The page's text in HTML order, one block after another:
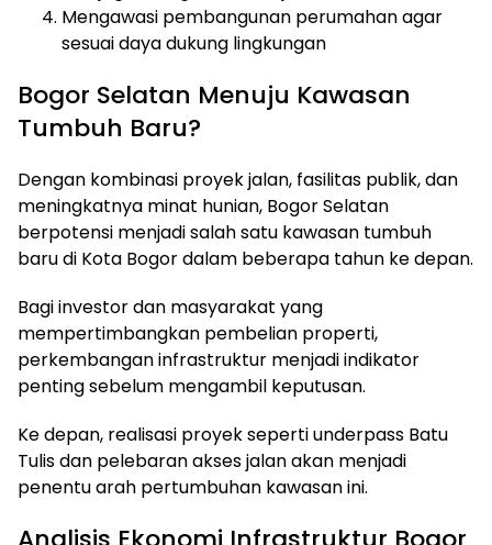
Mengawasi pembangunan perumahan agar
sesuai daya dukung lingkungan
Bogor Selatan Menuju Kawasan
Tumbuh Baru?
Dengan kombinasi proyek jalan, fasilitas publik, dan
meningkatnya minat hunian, Bogor Selatan
berpotensi menjadi salah satu kawasan tumbuh
baru di Kota Bogor dalam beberapa tahun ke depan.
Bagi investor dan masyarakat yang
mempertimbangkan pembelian properti,
perkembangan infrastruktur menjadi indikator
penting sebelum mengambil keputusan.
Ke depan, realisasi proyek seperti underpass Batu
Tulis dan pelebaran akses jalan akan menjadi
penentu arah pertumbuhan kawasan ini.